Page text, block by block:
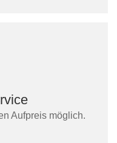
Aufpreis möglich.